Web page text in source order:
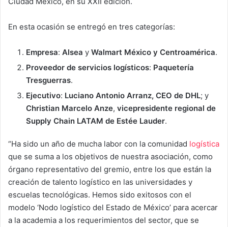
En esta ocasión se entregó en tres categorías:
Empresa: Alsea y Walmart México y Centroamérica.
Proveedor de servicios logísticos: Paquetería
Tresguerras.
Ejecutivo: Luciano Antonio Arranz, CEO de DHL; y
Christian Marcelo Anze, vicepresidente regional de
Supply Chain LATAM de Estée Lauder.
“Ha sido un año de mucha labor con la comunidad logística
que se suma a los objetivos de nuestra asociación, como
órgano representativo del gremio, entre los que están la
creación de talento logístico en las universidades y
escuelas tecnológicas. Hemos sido exitosos con el
modelo ‘Nodo logístico del Estado de México’ para acercar
a la academia a los requerimientos del sector, que se